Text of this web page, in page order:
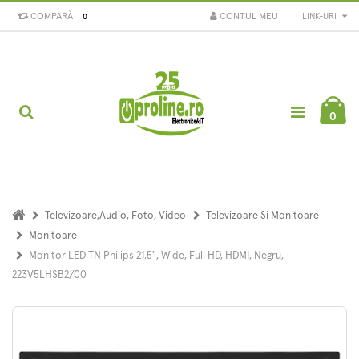
COMPARĂ 0 LINK-URI
CONTUL MEU
0
Televizoare,Audio, Foto, Video
Televizoare Si Monitoare
Monitoare
Monitor LED TN Philips 21.5", Wide, Full HD, HDMI, Negru,
223V5LHSB2/00